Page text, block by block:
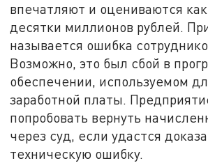
впечатляют и оцениваются
десятки миллионов рублей.
называется ошибка
Возможно, это был сбой в
обеспечении, используемом
заработной платы.
попробовать вернуть
через суд, если удастся
техническую ошибку.